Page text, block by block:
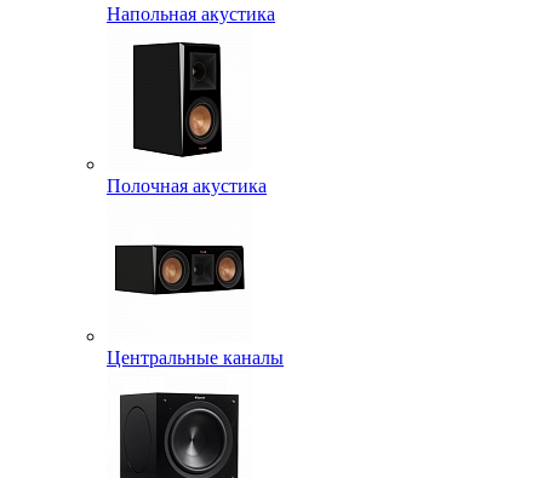
Напольная акустика
Полочная акустика
Центральные каналы